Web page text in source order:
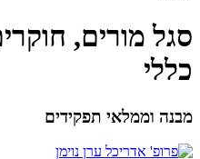
סגל מורים,
כללי
מבנה וממלאי תפקידים